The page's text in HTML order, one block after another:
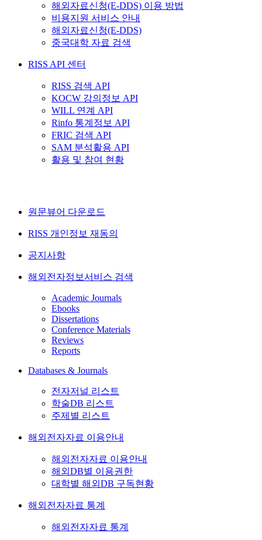
해외자료신청(E-DDS) 이용 방법
비용지원 서비스 안내
해외자료신청(E-DDS)
중국대학 자료 검색
RISS API 센터
RISS 검색 API
KOCW 강의정보 API
WILL 연계 API
Rinfo 통계정보 API
FRIC 검색 API
SAM 분석활용 API
활용 및 참여 현황
원문뷰어 다운로드
RISS 개인정보 재동의
공지사항
해외전자정보서비스 검색
Academic Journals
Ebooks
Dissertations
Conference Materials
Reviews
Reports
Databases & Journals
전자저널 리스트
학술DB 리스트
주제별 리스트
해외전자자료 이용안내
해외전자자료 이용안내
해외DB별 이용권한
대학별 해외DB 구독현황
해외전자자료 통계
해외전자자료 통계